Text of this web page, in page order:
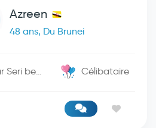
Azreen
48 ans, Du Brunei
Brunei / Bandar Seri begwan Célibataire